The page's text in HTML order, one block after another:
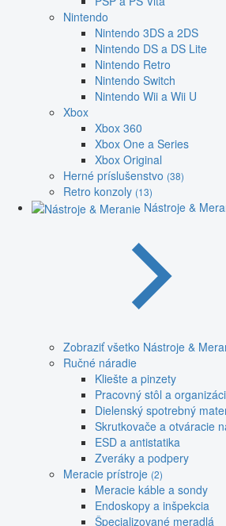
Nintendo
Nintendo 3DS a 2DS
Nintendo DS a DS Lite
Nintendo Retro
Nintendo Switch
Nintendo Wii a Wii U
Xbox
Xbox 360
Xbox One a Series
Xbox Original
Herné príslušenstvo (38)
Retro konzoly (13)
Nástroje &
Zobraziť všetko Nástroje &
Ručné náradie
Kliešte a pinzety
Pracovný stôl a
Dielenský spotrebný
Skrutkovače a otváracie
ESD a antistatika
Zveráky a podpery
Meracie prístroje (2)
Meracie káble a sondy
Endoskopy a inšpekcia
Špecializované meradlá